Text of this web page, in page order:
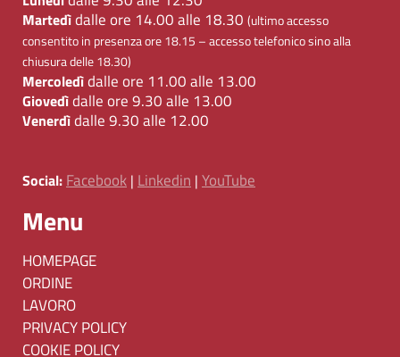
Martedìdalle ore 14.00 alle 18.30 (ultimo accesso
consentito in presenza ore 18.15 – accesso telefonico sino alla
chiusura delle 18.30)
Mercoledìdalle ore 11.00 alle 13.00
Giovedìdalle ore 9.30 alle 13.00
Venerdìdalle 9.30 alle 12.00
Social: Facebook | Linkedin | YouTube
Menu
HOMEPAGE
ORDINE
LAVORO
PRIVACY POLICY
COOKIE POLICY